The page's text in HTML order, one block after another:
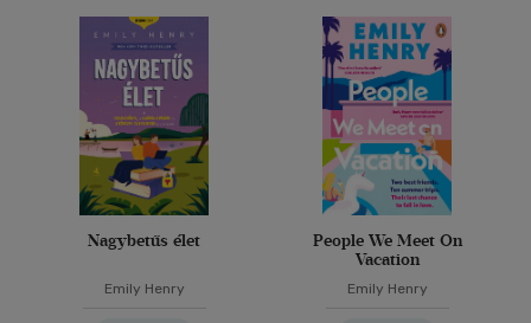
Nagybetűs élet
Emily Henry
People We Meet On
Vacation
Emily Henry